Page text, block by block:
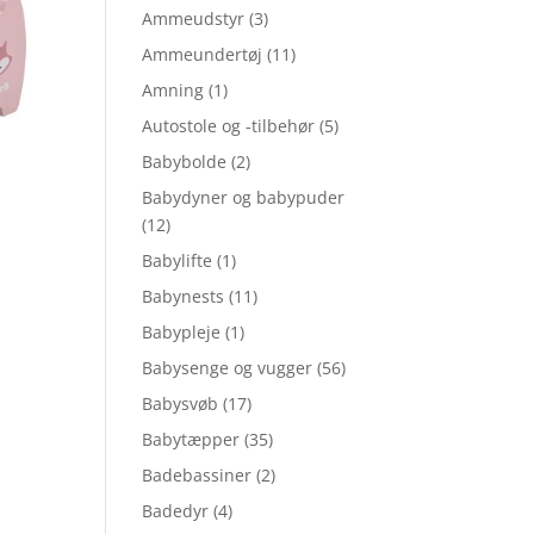
Ammeudstyr (3)
Ammeundertøj (11)
Amning (1)
Autostole og -tilbehør (5)
Babybolde (2)
Babydyner og babypuder
(12)
Babylifte (1)
Babynests (11)
Babypleje (1)
Babysenge og vugger (56)
Babysvøb (17)
Babytæpper (35)
Badebassiner (2)
Badedyr (4)